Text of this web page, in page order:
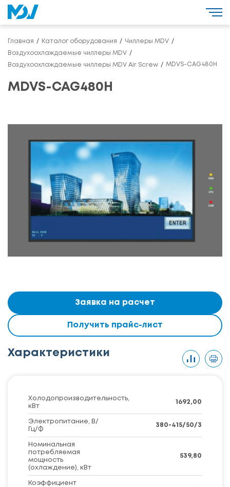
Главная Каталог оборудования Чиллеры MDV
Воздухоохлаждаемые чиллеры MDV
Воздухоохлаждаемые чиллеры MDV Air Screw MDVS-CAG480H
MDVS-CAG480H
Заявка на расчет
Получить прайс-лист
Характеристики
Холодопроизводительность,
кВт
1692,00
Электропитание, В/
Гц/Ф
380-415/50/3
Номинальная
потребляемая
мощность
(охлаждение), кВт
539,80
Коэффициент